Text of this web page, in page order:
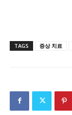
TAGS 증상 치료